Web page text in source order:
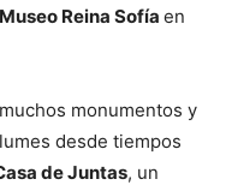
Museo Reina Sofía en
monumentos y
desde tiempos
de Juntas, un